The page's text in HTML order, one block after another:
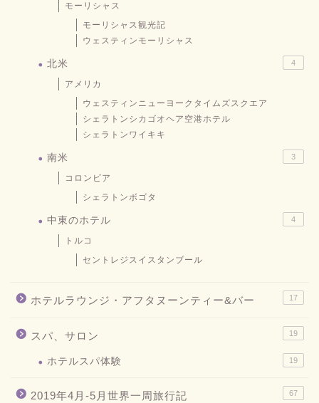
モーリシャス
モーリシャス観光記
ウェスティンモーリシャス
北米 4
アメリカ
ウェスティンニューヨークタイムズスクエア
シェラトンシカゴオヘア空港ホテル
シェラトンワイキキ
南米 3
コロンビア
シェラトンボゴタ
中東のホテル 4
トルコ
セントレジスイスタンブール
ホテルラウンジ・アフタヌーンティー&バー 17
スパ、サロン 19
ホテルスパ体験 19
2019年4月-5月世界一周旅行記 67